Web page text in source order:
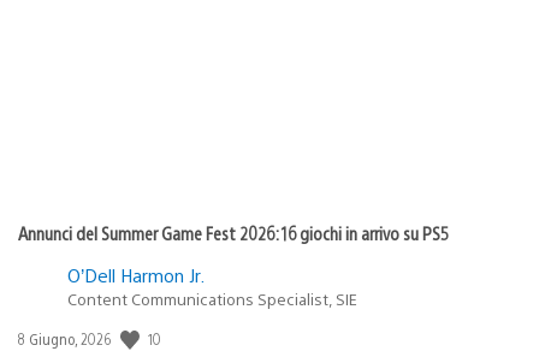
Annunci del Summer Game Fest 2026: 16 giochi in arrivo su PS5
O’Dell Harmon Jr.
Content Communications Specialist, SIE
Data
8 Giugno, 2026 10